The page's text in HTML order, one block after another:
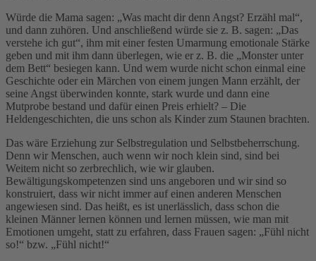
Würde die Mama sagen: „Was macht dir denn Angst? Erzähl mal“,
und dann zuhören. Und anschließend würde sie z. B. sagen: „Das
verstehe ich gut“, ihm mit einer festen Umarmung emotionale Stärke
geben und mit ihm dann überlegen, wie er z. B. die „Monster unter
dem Bett“ besiegen kann. Und wem wurde nicht schon einmal eine
Geschichte oder ein Märchen von einem jungen Mann erzählt, der
seine Angst überwinden konnte, stark wurde und dann eine
Mutprobe bestand und dafür einen Preis erhielt? – Die
Heldengeschichten, die uns schon als Kinder zum Staunen brachten.
Das wäre Erziehung zur Selbstregulation und Selbstbeherrschung.
Denn wir Menschen, auch wenn wir noch klein sind, sind bei
Weitem nicht so zerbrechlich, wie wir glauben.
Bewältigungskompetenzen sind uns angeboren und wir sind so
konstruiert, dass wir nicht immer auf einen anderen Menschen
angewiesen sind. Das heißt, es ist unerlässlich, dass schon die
kleinen Männer lernen können und lernen müssen, wie man mit
Emotionen umgeht, statt zu erfahren, dass Frauen sagen: „Fühl nicht
so!“ bzw. „Fühl nicht!“